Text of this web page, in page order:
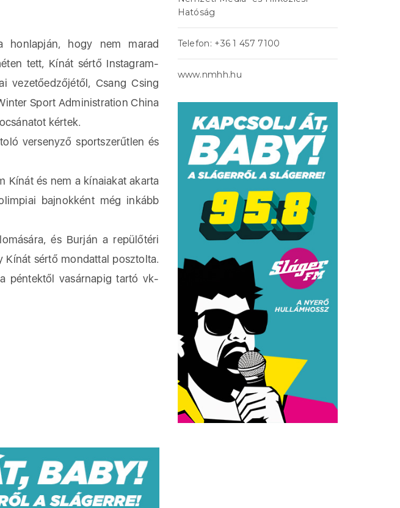
hogy nem marad
tett, Kínát sértő Instagram-
vezetőedzőjétől, Csang Csing
Sport Administration China
kértek.
versenyző sportszerűtlen és
Kínát és nem a kínaiakat akarta
bajnokként még inkább
és Burján a repülőtéri
sértő mondattal posztolta.
péntektől vasárnapig tartó vk-
Hatóság
Telefon: +36 1 457 7100
www.nmhh.hu